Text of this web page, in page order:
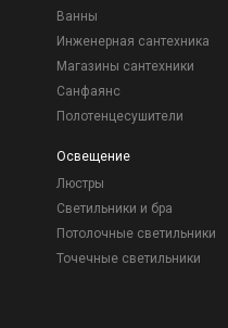
Ванны
Инженерная сантехника
Магазины сантехники
Санфаянс
Полотенцесушители
Освещение
Люстры
Светильники и бра
Потолочные светильники
Точечные светильники